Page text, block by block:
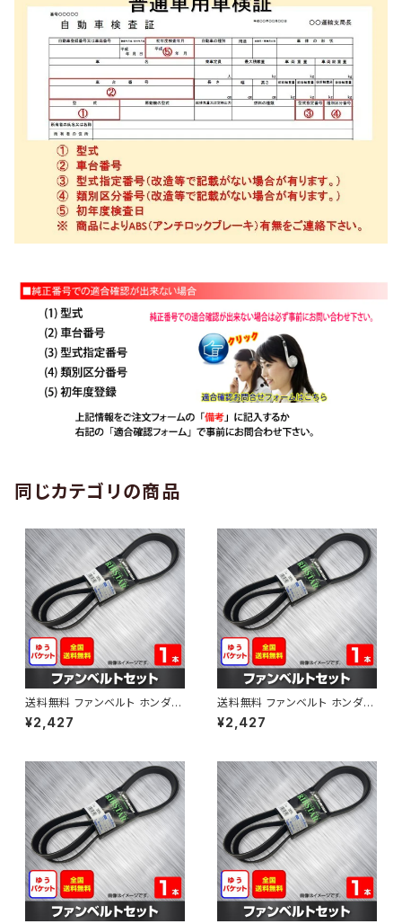
同じカテゴリの商品
送料無料 ファンベルト ホンダ
ゼスト 型式JE1 H18.03～H24.
11 （国内トップメーカー） 1本 H
¥2,427
送料無料 ファンベルト ホンダ ラ
イフ 型式JB6 H15.09～H20.1
1 （国内トップメーカー） 1本 HA
¥2,427